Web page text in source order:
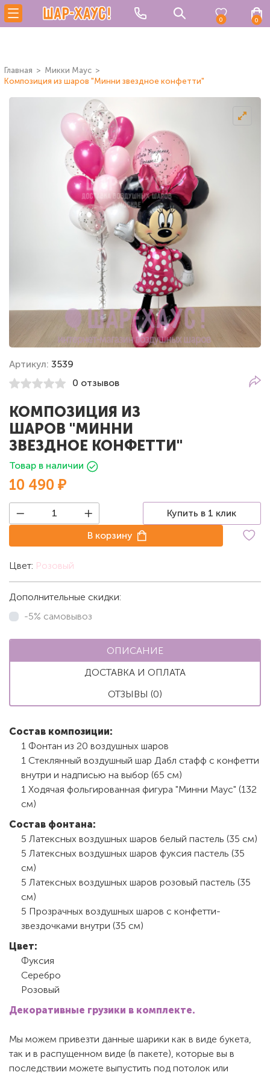
0 0
Главная
Микки Маус
Композиция из шаров "Минни звездное конфетти"
Артикул: 3539
0 отзывов
КОМПОЗИЦИЯ ИЗ
ШАРОВ "МИННИ
ЗВЕЗДНОЕ КОНФЕТТИ"
Товар в наличии
10 490 ₽
Купить в 1 клик
В корзину
Цвет: Розовый
Дополнительные скидки:
-5% самовывоз
ОПИСАНИЕ
ДОСТАВКА И ОПЛАТА
ОТЗЫВЫ (0)
Состав композиции:
1 Фонтан из 20 воздушных шаров
1 Стеклянный воздушный шар Дабл стафф с конфетти
внутри и надписью на выбор (65 см)
1 Ходячая фольгированная фигура "Минни Маус" (132
см)
Состав фонтана:
5 Латексных воздушных шаров белый пастель (35 см)
5 Латексных воздушных шаров фуксия пастель (35
см)
5 Латексных воздушных шаров розовый пастель (35
см)
5 Прозрачных воздушных шаров с конфетти-
звездочками внутри (35 см)
Цвет:
Фуксия
Серебро
Розовый
Декоративные грузики в комплекте.
Мы можем привезти данные шарики как в виде букета,
так и в распущенном виде (в пакете), которые вы в
последствии можете выпустить под потолок или